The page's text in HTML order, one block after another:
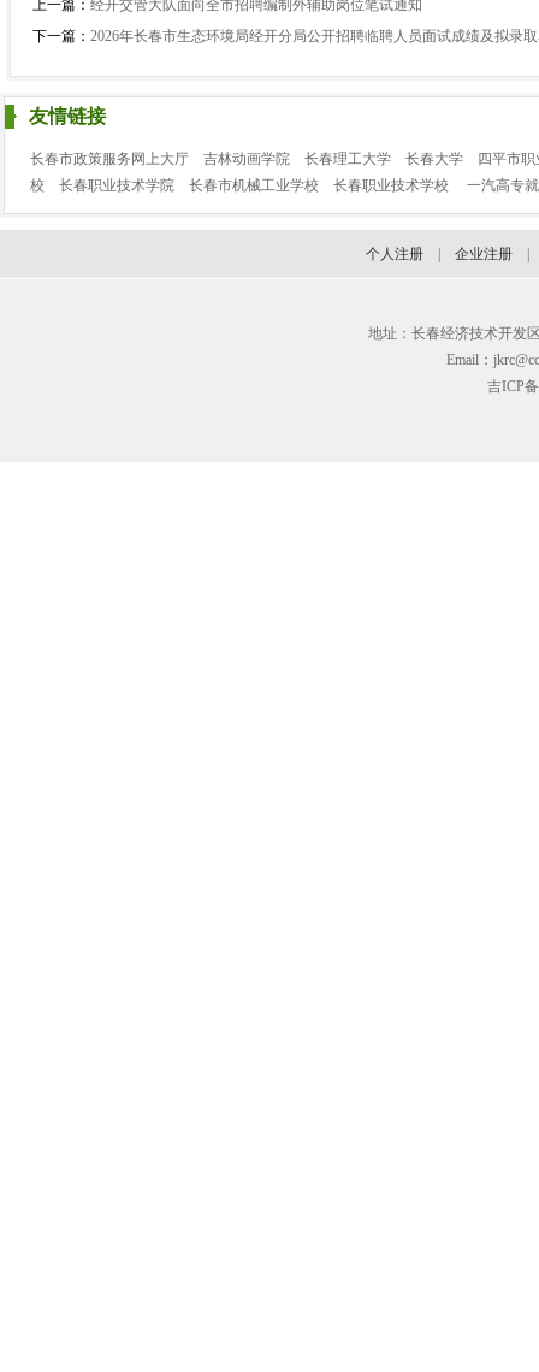
上一篇： 经开交管大队面向全市招聘编制外辅助岗位笔试通知
下一篇： 2026年长春市生态环境局经开分局公开招聘临聘人员面试成绩及拟录
友情链接
长春市政策服务网上大厅 吉林动画学院 长春理工大学 长春大学
四平市
校
长春职业技术学院 长春市机械工业学校 长春职业技术学校 一汽高专
个人注册 企业注册
地址：长春经济技术开发
Email：
吉ICP